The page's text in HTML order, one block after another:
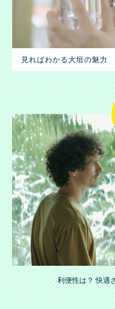
見ればわかる大垣の魅力
利便性は？ 快適